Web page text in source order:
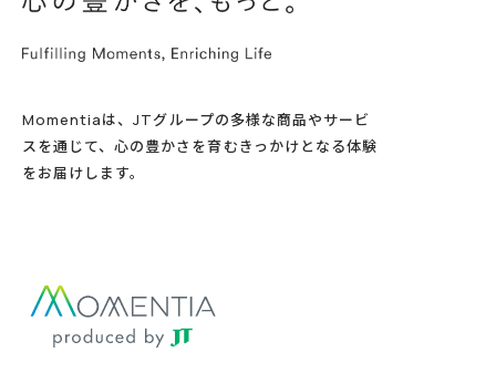
Momentiaは、JTグループの多様な商品やサービ
スを通じて、心の豊かさを育むきっかけとなる体験
をお届けします。